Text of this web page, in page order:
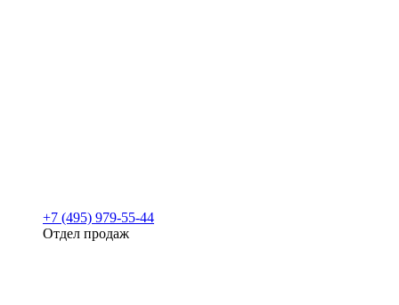
+7 (495) 979-55-44
Отдел продаж